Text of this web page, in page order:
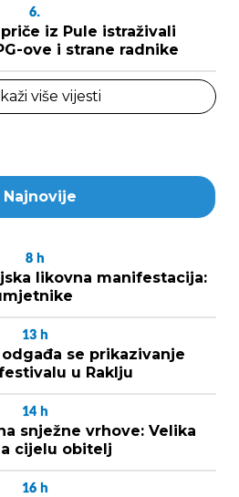
6.
iz Pule istraživali
ove i strane radnike
više vijesti
Najnovije
8 h
likovna manifestacija:
13 h
se prikazivanje
u Raklju
14 h
snježne vrhove: Velika
cijelu obitelj
16 h